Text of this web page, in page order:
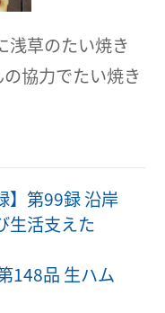
浅草のたい焼き
協力でたい焼き
】第99録 沿岸
生活支えた
148品 生ハム